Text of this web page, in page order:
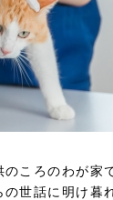
ころのわが家
世話に明け暮